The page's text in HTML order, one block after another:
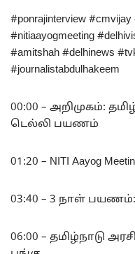
#ponrajinterview
#nitiaayogmeeting
#amitshah #delhinews
#journalistabdulhakeem
00:00 – அறிமுகம்:
டெல்லி பயணம்
01:20 – NITI Aayog
03:40 – 3 நாள்
06:00 – தமிழ்நாடு